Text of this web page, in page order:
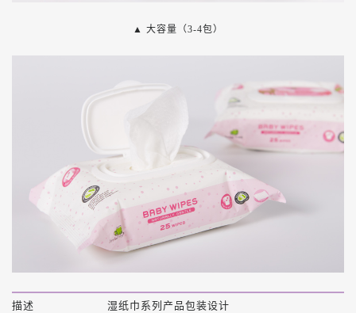
▲ 大容量（3-4包）
描述 湿纸巾系列产品包装设计